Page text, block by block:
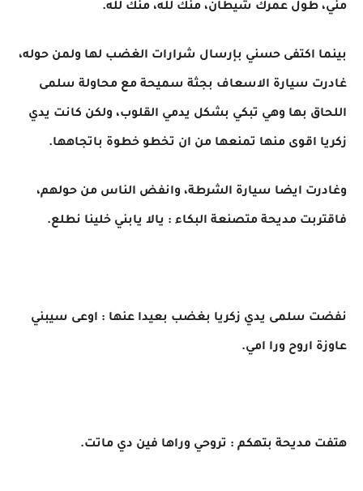
مني، طول عمرك شيطان، منك لله، منك لله.
بينما اكتفى حسني بإرسال شرارات الغضب لها ولمن حوله،
غادرت سيارة الاسعاف بجثة سميحة مع محاولة سلمى
اللحاق بها وهي تبكي بشكل يدمي القلوب، ولكن كانت يدي
زكريا اقوى منها تمنعها من ان تخطو خطوة باتجاهها.
وغادرت ايضا سيارة الشرطة، وانفض الناس من حولهم،
فاقتربت مديحة متصنعة البكاء : يالا يابني خلينا نطلع.
نفضت سلمى يدي زكريا بغضب بعيدا عنها : اوعى سيبني
عاوزة اروح ورا امي.
هتفت مديحة بتهكم : تروحي وراها فين دي ماتت.